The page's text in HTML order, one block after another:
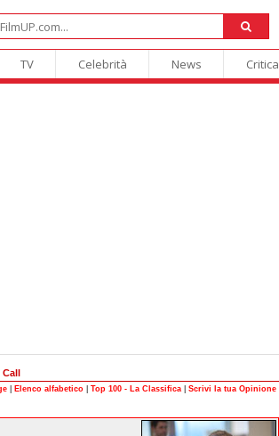
TV Celebrità News Critica
Call
Elenco alfabetico Top 100 - La Classifica Scrivi la tua Opinione